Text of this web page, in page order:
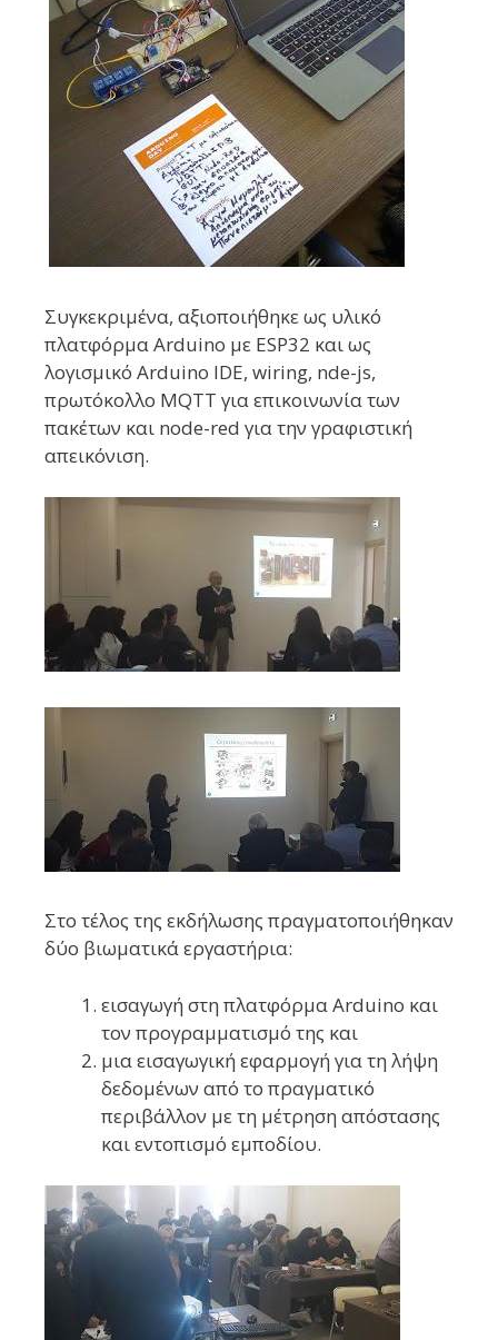
Συγκεκριμένα, αξιοποιήθηκε ως υλικό
πλατφόρμα Arduino με ESP32 και ως
λογισμικό Arduino IDE, wiring, nde-js,
πρωτόκολλο MQTT για επικοινωνία των
πακέτων και node-red για την γραφιστική
απεικόνιση.
Στο τέλος της εκδήλωσης πραγματοποιήθηκαν
δύο βιωματικά εργαστήρια:
εισαγωγή στη πλατφόρμα Arduino και
τον προγραμματισμό της και
μια εισαγωγική εφαρμογή για τη λήψη
δεδομένων από το πραγματικό
περιβάλλον με τη μέτρηση απόστασης
και εντοπισμό εμποδίου.